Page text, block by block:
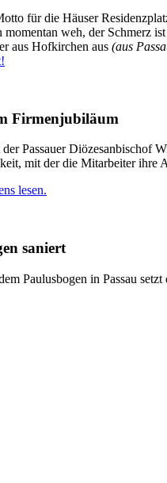
für die Häuser
momentan weh, der Schmerz
aus Hofkirchen aus (aus
Firmenjubiläum
Passauer
mit der die Mitarbeiter
lesen.
saniert
Paulusbogen in Passau